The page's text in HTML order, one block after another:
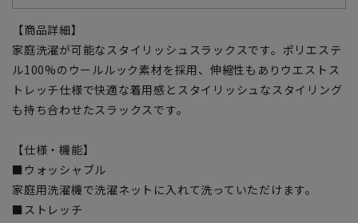
【商品詳細】
家庭洗濯が可能なスタイリッシュスラックスです。ポリエステ
ル100%のウールルック素材を採用、伸縮性もありウエストス
トレッチ仕様で快適な着用感とスタイリッシュなスタイリング
も持ち合わせたスラックスです。
【仕様・機能】
■ウォッシャブル
家庭用洗濯機で洗濯ネットに入れて洗っていただけます。
■ストレッチ